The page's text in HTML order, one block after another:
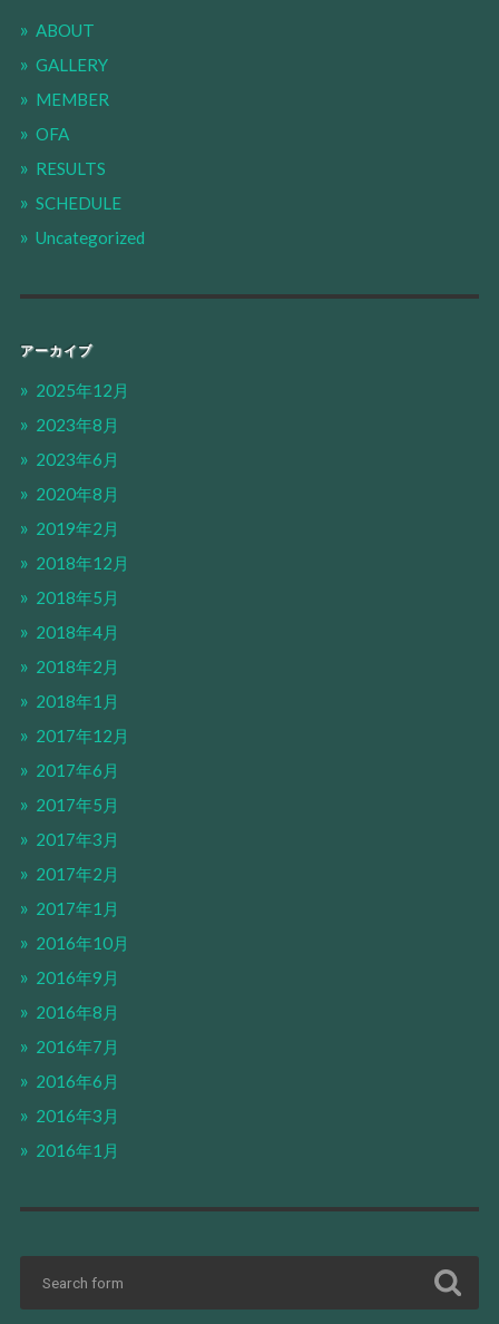
ABOUT
GALLERY
MEMBER
OFA
RESULTS
SCHEDULE
Uncategorized
アーカイブ
2025年12月
2023年8月
2023年6月
2020年8月
2019年2月
2018年12月
2018年5月
2018年4月
2018年2月
2018年1月
2017年12月
2017年6月
2017年5月
2017年3月
2017年2月
2017年1月
2016年10月
2016年9月
2016年8月
2016年7月
2016年6月
2016年3月
2016年1月